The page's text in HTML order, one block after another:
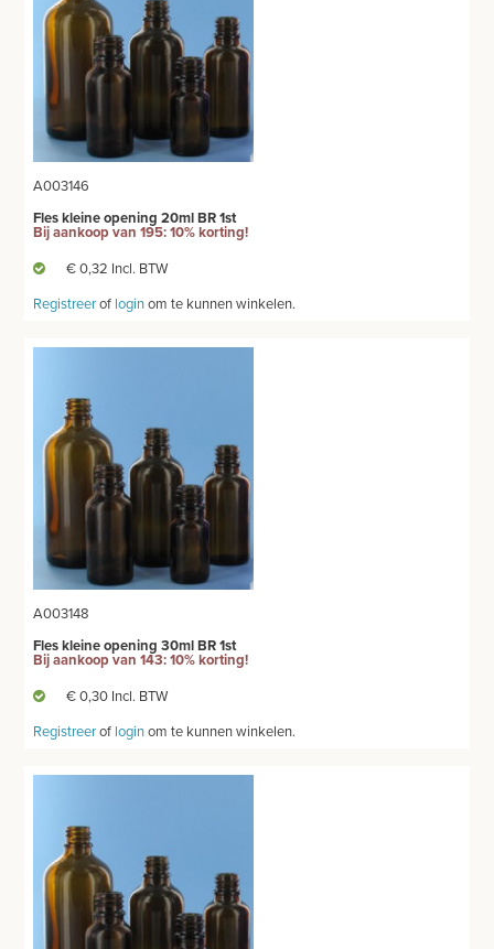
A003146
Fles kleine opening 20ml BR 1st
Bij aankoop van 195: 10% korting!
€ 0,32 Incl. BTW
Registreerof loginom te kunnen winkelen.
A003148
Fles kleine opening 30ml BR 1st
Bij aankoop van 143: 10% korting!
€ 0,30 Incl. BTW
Registreerof loginom te kunnen winkelen.